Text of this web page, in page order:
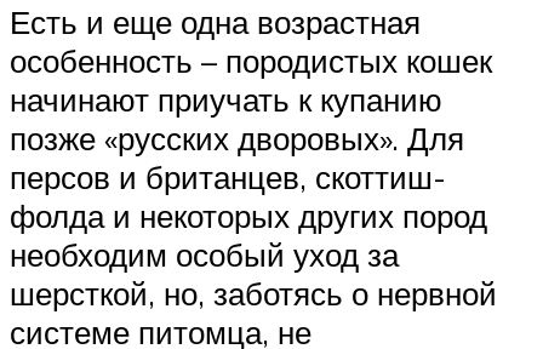
Есть и еще одна возрастная
особенность – породистых кошек
начинают приучать к купанию
позже «русских дворовых». Для
персов и британцев, скоттиш-
фолда и некоторых других пород
необходим особый уход за
шерсткой, но, заботясь о нервной
системе питомца, не